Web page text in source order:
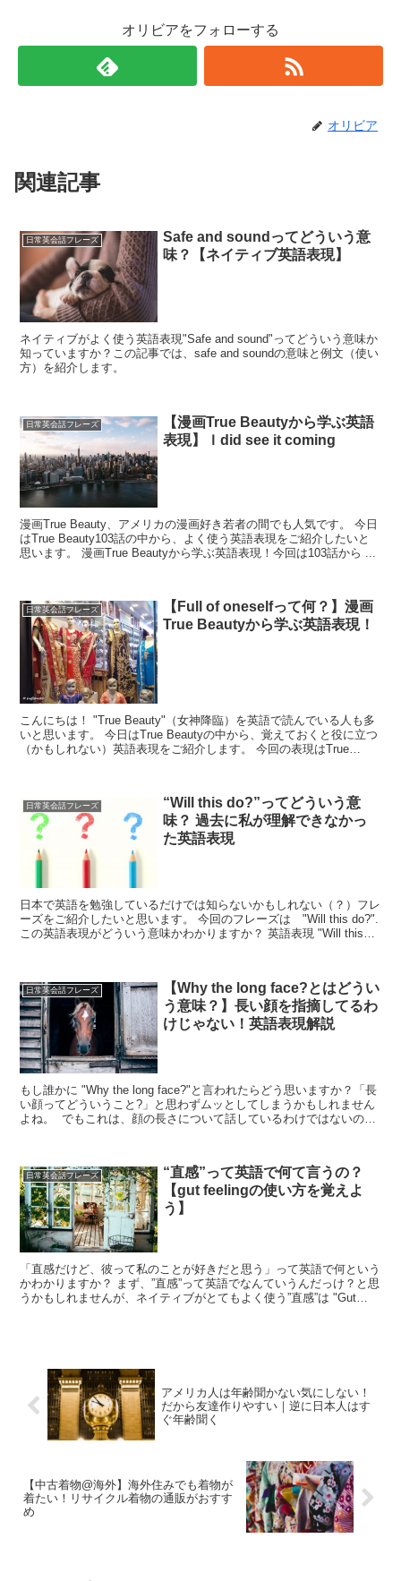
オリビアをフォローする
オリビア
関連記事
日常英会話フレーズ
Safe and soundってどういう意
味？【ネイティブ英語表現】
ネイティブがよく使う英語表現"Safe and sound"ってどういう意味か
知っていますか？この記事では、safe and soundの意味と例文（使い
方）を紹介します。
日常英会話フレーズ
【漫画True Beautyから学ぶ英語
表現】Ｉdid see it coming
漫画True Beauty、アメリカの漫画好き若者の間でも人気です。 今日
はTrue Beauty103話の中から、よく使う英語表現をご紹介したいと
日常英会話フレーズ
【Full of oneselfって何？】漫画
True Beautyから学ぶ英語表現！
こんにちは！ "True Beauty"（女神降臨）を英語で読んでいる人も多
いと思います。 今日はTrue Beautyの中から、覚えておくと役に立つ
（かもしれない）英語表現をご紹介します。 今回の表現はTrue
日常英会話フレーズ
“Will this do?”ってどういう意
味？ 過去に私が理解できなかっ
た英語表現
日本で英語を勉強しているだけでは知らないかもしれない（？）フレ
ーズをご紹介したいと思います。 今回のフレーズは "Will this do?".
この英語表現がどういう意味かわかりますか？ 英語表現 "Will this
日常英会話フレーズ
【Why the long face?とはどうい
う意味？】長い顔を指摘してるわ
けじゃない！英語表現解説
もし誰かに "Why the long face?"と言われたらどう思いますか？「長
い顔ってどういうこと?」と思わずムッとしてしまうかもしれません
よね。 でもこれは、顔の長さについて話しているわけではないので
日常英会話フレーズ
“直感”って英語で何て言うの？
【gut feelingの使い方を覚えよ
う】
「直感だけど、彼って私のことが好きだと思う」って英語で何という
かわかりますか？ まず、”直感”って英語でなんていうんだっけ？と思
うかもしれませんが、ネイティブがとてもよく使う”直感”は "Gut
アメリカ人は年齢聞かない気にしない！
だから友達作りやすい｜逆に日本人はす
ぐ年齢聞く
【中古着物@海外】海外住みでも着物が
着たい！リサイクル着物の通販がおすす
め